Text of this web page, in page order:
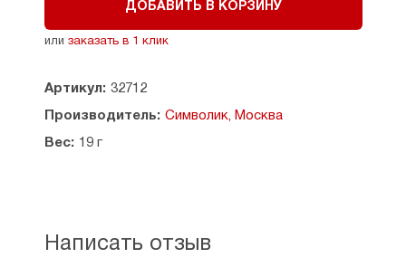
ДОБАВИТЬ В КОРЗИНУ
или заказать в 1 клик
Артикул: 32712
Производитель: Символик, Москва
Вес: 19 г
Написать отзыв